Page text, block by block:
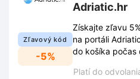
Zľavový kód
-5%
Adriatic.hr
Získajte zľavu
na portáli
do košíka počas
Platí do